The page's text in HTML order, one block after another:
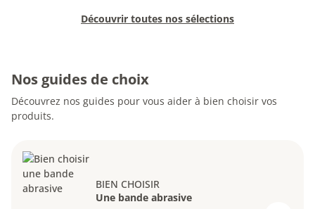
Découvrir toutes nos sélections
Nos guides de choix
Découvrez nos guides pour vous aider à bien choisir vos
produits.
BIEN CHOISIR
Une bande abrasive